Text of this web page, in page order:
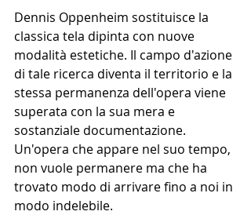
Dennis Oppenheim sostituisce la
classica tela dipinta con nuove
modalità estetiche. Il campo d'azione
di tale ricerca diventa il territorio e la
stessa permanenza dell'opera viene
superata con la sua mera e
sostanziale documentazione.
Un'opera che appare nel suo tempo,
non vuole permanere ma che ha
trovato modo di arrivare fino a noi in
modo indelebile.